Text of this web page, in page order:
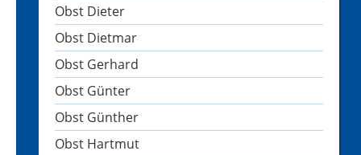
Obst Dieter
Obst Dietmar
Obst Gerhard
Obst Günter
Obst Günther
Obst Hartmut